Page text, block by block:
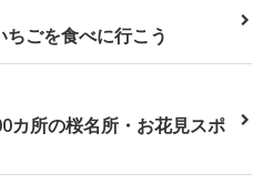
ごを食べに行こう
カ所の桜名所・お花見スポ